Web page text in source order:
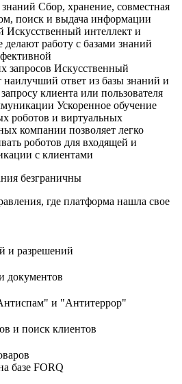
Сбор, хранение, совместная
поиск и выдача информации
Искусственный интеллект и
работу с базами знаний
запросов Искусственный
наилучший ответ из базы знаний и
клиента или пользователя
Ускоренное обучение
роботов и виртуальных
компании позволяет легко
роботов для входящей и
с клиентами
безграничны
где платформа нашла свое
и разрешений
документов
и "Антитеррор"
и поиск клиентов
базе FORQ